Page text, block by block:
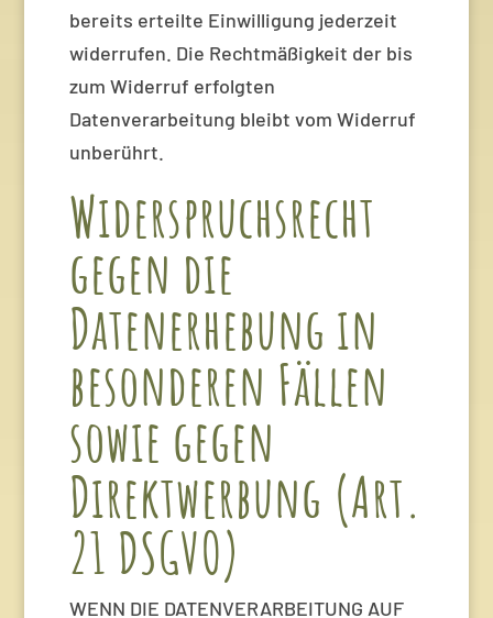
bereits erteilte Einwilligung jederzeit
widerrufen. Die Rechtmäßigkeit der bis
zum Widerruf erfolgten
Datenverarbeitung bleibt vom Widerruf
unberührt.
Widerspruchsrecht
gegen die
Datenerhebung in
besonderen Fällen
sowie gegen
Direktwerbung (Art.
21 DSGVO)
WENN DIE DATENVERARBEITUNG AUF